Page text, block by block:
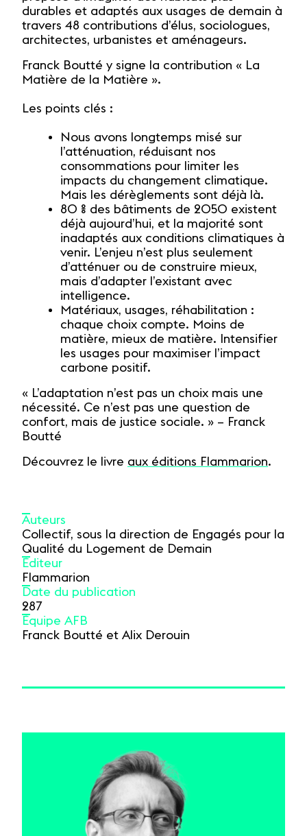
durables et adaptés aux usages de demain à
travers 48 contributions d’élus, sociologues,
architectes, urbanistes et aménageurs.
Franck Boutté y signe la contribution « La
Matière de la Matière ».
Les points clés :
Nous avons longtemps misé sur
l’atténuation, réduisant nos
consommations pour limiter les
impacts du changement climatique.
Mais les dérèglements sont déjà là.
80 % des bâtiments de 2050 existent
déjà aujourd’hui, et la majorité sont
inadaptés aux conditions climatiques à
venir. L’enjeu n’est plus seulement
d’atténuer ou de construire mieux,
mais d’adapter l’existant avec
intelligence.
Matériaux, usages, réhabilitation :
chaque choix compte. Moins de
matière, mieux de matière. Intensifier
les usages pour maximiser l’impact
carbone positif.
« L’adaptation n’est pas un choix mais une
nécessité. Ce n’est pas une question de
confort, mais de justice sociale. » – Franck
Boutté
Découvrez le livre aux éditions Flammarion.
Auteurs
Collectif, sous la direction de Engagés pour la
Qualité du Logement de Demain
Éditeur
Flammarion
Date du publication
287
Équipe AFB
Franck Boutté et Alix Derouin